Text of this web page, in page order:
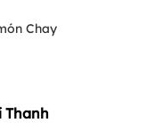
Chay
Thanh